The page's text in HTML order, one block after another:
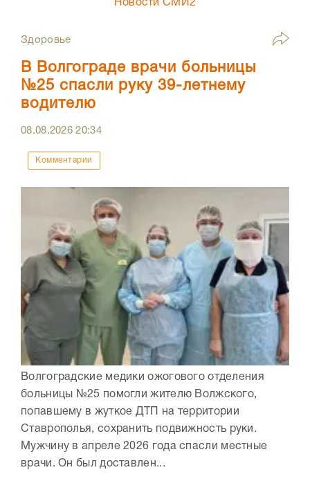
Новости СМИ2
Здоровье
В Волгограде врачи больницы
№25 спасли руку 39-летнему
водителю
08.08.202620:34
Комментарии
Волгоградские медики ожогового отделения
больницы №25 помогли жителю Волжского,
попавшему в жуткое ДТП на территории
Ставрополья, сохранить подвижность руки.
Мужчину в апреле 2026 года спасли местные
врачи. Он был доставлен...